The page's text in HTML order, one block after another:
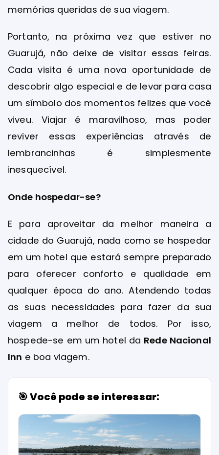
memórias queridas de sua viagem.
Portanto, na próxima vez que estiver no
Guarujá, não deixe de visitar essas feiras.
Cada visita é uma nova oportunidade de
descobrir algo especial e de levar para casa
um símbolo dos momentos felizes que você
viveu. Viajar é maravilhoso, mas poder
reviver essas experiências através de
lembrancinhas é simplesmente
inesquecível.
Onde hospedar-se?
E para aproveitar da melhor maneira a
cidade do Guarujá, nada como se hospedar
em um hotel que estará sempre preparado
para oferecer conforto e qualidade em
qualquer época do ano. Atendendo todas
as suas necessidades para fazer da sua
viagem a melhor de todos. Por isso,
hospede-se em um hotel da Rede Nacional
Inn e boa viagem.
🎯 Você pode se interessar: